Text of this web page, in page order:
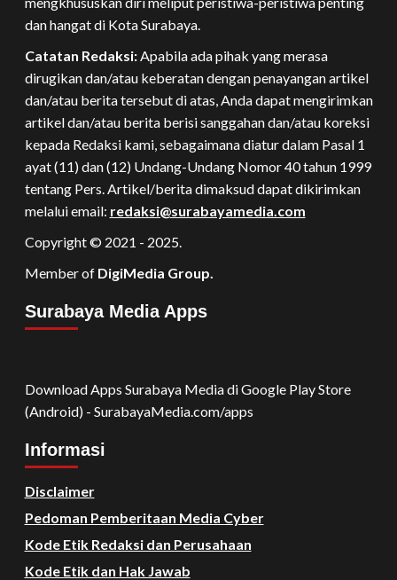
dan hangat di Kota Surabaya.
Catatan Redaksi:Apabila ada pihak yang merasa
dirugikan dan/atau keberatan dengan penayangan artikel
dan/atau berita tersebut di atas, Anda dapat mengirimkan
artikel dan/atau berita berisi sanggahan dan/atau koreksi
kepada Redaksi kami, sebagaimana diatur dalam Pasal 1
ayat (11) dan (12) Undang-Undang Nomor 40 tahun 1999
tentang Pers. Artikel/berita dimaksud dapat dikirimkan
melalui email: redaksi@surabayamedia.com
Copyright © 2021 - 2025.
Member of DigiMedia Group.
Surabaya Media Apps
Download Apps Surabaya Media di Google Play Store
(Android) - SurabayaMedia.com/apps
Informasi
Disclaimer
Pedoman Pemberitaan Media Cyber
Kode Etik Redaksi dan Perusahaan
Kode Etik dan Hak Jawab